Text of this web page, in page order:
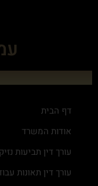
דף הבית
אודות המשרד
עורך דין תביעות
עורך דין תאונות